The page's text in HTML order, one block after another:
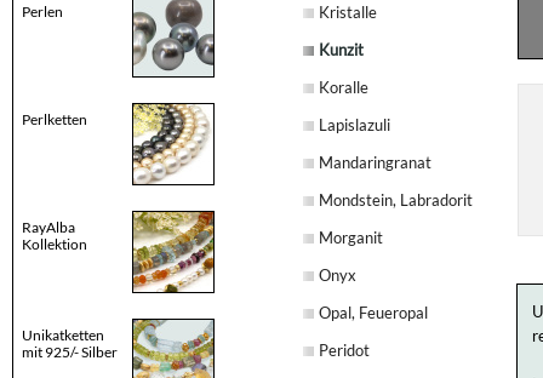
Perlen
Perlketten
RayAlba
Kollektion
Unikatketten
mit 925/- Silber
Kristalle
Kunzit
Koralle
Lapislazuli
Mandaringranat
Mondstein, Labradorit
Morganit
Onyx
Opal, Feueropal
Peridot